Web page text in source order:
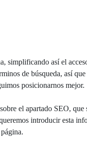
simplificando así el
de búsqueda, así
posicionarnos mejor.
el apartado SEO, que
introducir esta
página.